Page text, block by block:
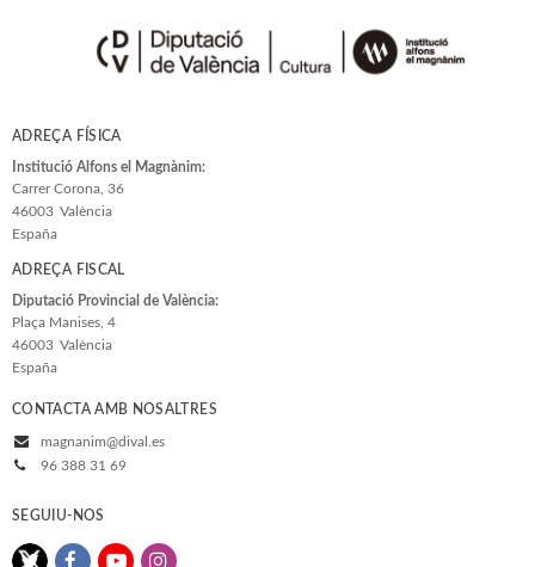
ADREÇA FÍSICA
Institució Alfons el Magnànim:
Carrer Corona, 36
46003 València
España
ADREÇA FISCAL
Diputació Provincial de València:
Plaça Manises, 4
46003 València
España
CONTACTA AMB NOSALTRES
magnanim@dival.es
96 388 31 69
SEGUIU-NOS